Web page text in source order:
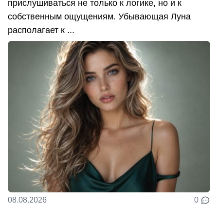
прислушиваться не только к логике, но и к
собственным ощущениям. Убывающая Луна
располагает к ...
08.08.2026 0